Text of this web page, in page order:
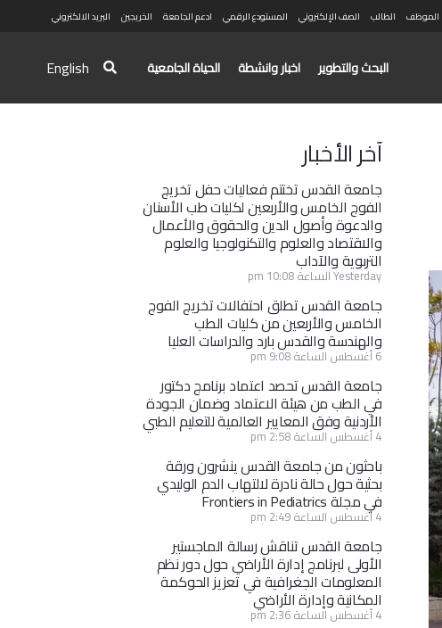
الموظف الطالب الصف الإلكتروني المستودع الرقمي ادعم الجامعة الخريجين البريد الالكتروني
البحث والتطوير اخبار وانشطة الحياة الجامعية English
آخر الأخبار
جامعة القدس تختتم فعاليات حفل تخريج
الفوج الخامس والأربعين لكليات طب الأسنان
والدعوة وأصول الدين والحقوق والأعمال
والاقتصاد والعلوم والتكنولوجيا والعلوم
التربوية والآداب
Yesterday الساعة 10:08 pm
جامعة القدس تطلق احتفالات تخريج الفوج
الخامس والأربعين من كليات الطب
والهندسة والقدس بارد والدراسات العليا
6 أغسطس الساعة 9:08 pm
جامعة القدس تحصد اعتماد برنامج دكتور
في الطب من هيئة الاعتماد وضمان الجودة
الأردنية وفق المعايير العالمية للتعليم الطبي
4 أغسطس الساعة 2:58 pm
باحثون من جامعة القدس ينشرون ورقة
بحثية حول حالة نادرة لالتهاب الدم الوليدي
في مجلة Frontiers in Pediatrics
4 أغسطس الساعة 2:49 pm
جامعة القدس تناقش رسالة الماجستير
الأولى لبرنامج إدارة الأراضي حول دور نظم
المعلومات الجغرافية في تعزيز الحوكمة
المكانية وإدارة الأراضي
4 أغسطس الساعة 2:36 pm